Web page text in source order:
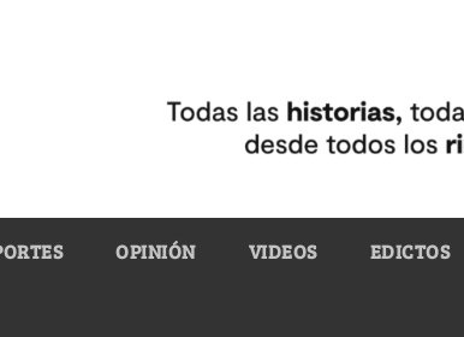
OPINIÓN VIDEOS EDICTOS